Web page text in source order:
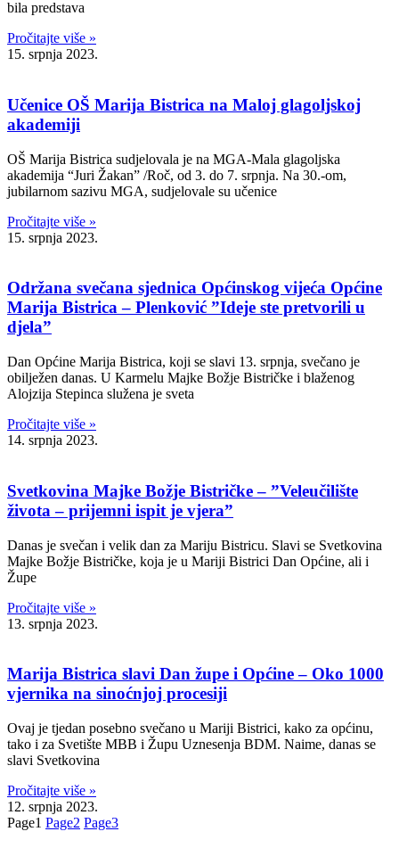
bila predstava
Pročitajte više »
15. srpnja 2023.
Učenice OŠ Marija Bistrica na Maloj glagoljskoj
akademiji
OŠ Marija Bistrica sudjelovala je na MGA-Mala glagoljska
akademija “Juri Žakan” /Roč, od 3. do 7. srpnja. Na 30.-om,
jubilarnom sazivu MGA, sudjelovale su učenice
Pročitajte više »
15. srpnja 2023.
Održana svečana sjednica Općinskog vijeća Općine
Marija Bistrica – Plenković ”Ideje ste pretvorili u
djela”
Dan Općine Marija Bistrica, koji se slavi 13. srpnja, svečano je
obilježen danas. U Karmelu Majke Božje Bistričke i blaženog
Alojzija Stepinca služena je sveta
Pročitajte više »
14. srpnja 2023.
Svetkovina Majke Božje Bistričke – ”Veleučilište
života – prijemni ispit je vjera”
Danas je svečan i velik dan za Mariju Bistricu. Slavi se Svetkovina
Majke Božje Bistričke, koja je u Mariji Bistrici Dan Općine, ali i
Župe
Pročitajte više »
13. srpnja 2023.
Marija Bistrica slavi Dan župe i Općine – Oko 1000
vjernika na sinoćnjoj procesiji
Ovaj je tjedan posebno svečano u Mariji Bistrici, kako za općinu,
tako i za Svetište MBB i Župu Uznesenja BDM. Naime, danas se
slavi Svetkovina
Pročitajte više »
12. srpnja 2023.
Page1 Page2 Page3